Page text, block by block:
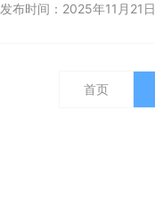
发布时间：2025年11月21日
首页